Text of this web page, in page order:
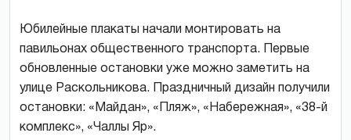
Юбилейные плакаты начали монтировать на
павильонах общественного транспорта. Первые
обновленные остановки уже можно заметить на
улице Раскольникова. Праздничный дизайн получили
остановки: «Майдан», «Пляж», «Набережная», «38-й
комплекс», «Чаллы Яр».